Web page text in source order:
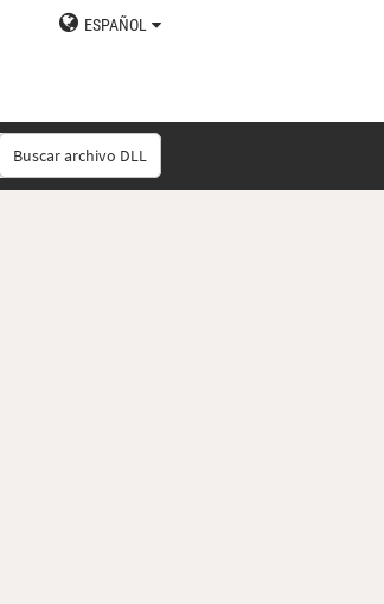
ESPAÑOL
Buscar archivo DLL